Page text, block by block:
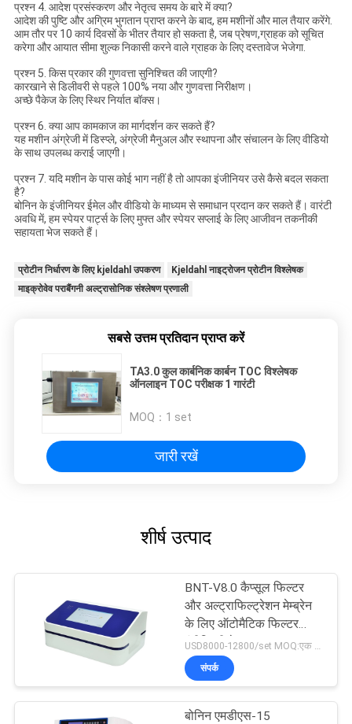
प्रश्न 4. आदेश प्रसंस्करण और नेतृत्व समय के बारे में क्या?
आदेश की पुष्टि और अग्रिम भुगतान प्राप्त करने के बाद, हम मशीनों और माल तैयार करेंगे.
आम तौर पर 10 कार्य दिवसों के भीतर तैयार हो सकता है, जब प्रेषण,ग्राहक को सूचित
करेगा और आयात सीमा शुल्क निकासी करने वाले ग्राहक के लिए दस्तावेज भेजेगा.
प्रश्न 5. किस प्रकार की गुणवत्ता सुनिश्चित की जाएगी?
कारखाने से डिलीवरी से पहले 100% नया और गुणवत्ता निरीक्षण।
अच्छे पैकेज के लिए स्थिर निर्यात बॉक्स।
प्रश्न 6. क्या आप कामकाज का मार्गदर्शन कर सकते हैं?
यह मशीन अंग्रेजी में डिस्प्ले, अंग्रेजी मैनुअल और स्थापना और संचालन के लिए वीडियो
के साथ उपलब्ध कराई जाएगी।
प्रश्न 7. यदि मशीन के पास कोई भाग नहीं है तो आपका इंजीनियर उसे कैसे बदल सकता
है?
बोनिन के इंजीनियर ईमेल और वीडियो के माध्यम से समाधान प्रदान कर सकते हैं। वारंटी
अवधि में, हम स्पेयर पार्ट्स के लिए मुफ्त और स्पेयर सप्लाई के लिए आजीवन तकनीकी
सहायता भेज सकते हैं।
प्रोटीन निर्धारण के लिए kjeldahl उपकरण
Kjeldahl नाइट्रोजन प्रोटीन विश्लेषक
माइक्रोवेव पराबैंगनी अल्ट्रासोनिक संश्लेषण प्रणाली
सबसे उत्तम प्रतिदान प्राप्त करें
TA3.0 कुल कार्बनिक कार्बन TOC विश्लेषक
ऑनलाइन TOC परीक्षक 1 गारंटी
MOQ： 1 set
जारी रखें
शीर्ष उत्पाद
BNT-V8.0 कैप्सूल फिल्टर
और अल्ट्राफिल्ट्रेशन मेम्ब्रेन
के लिए ऑटोमैटिक फिल्टर
इंटीग्रिटी टेस्टर
संपर्क
बोनिन एमडीएस-15